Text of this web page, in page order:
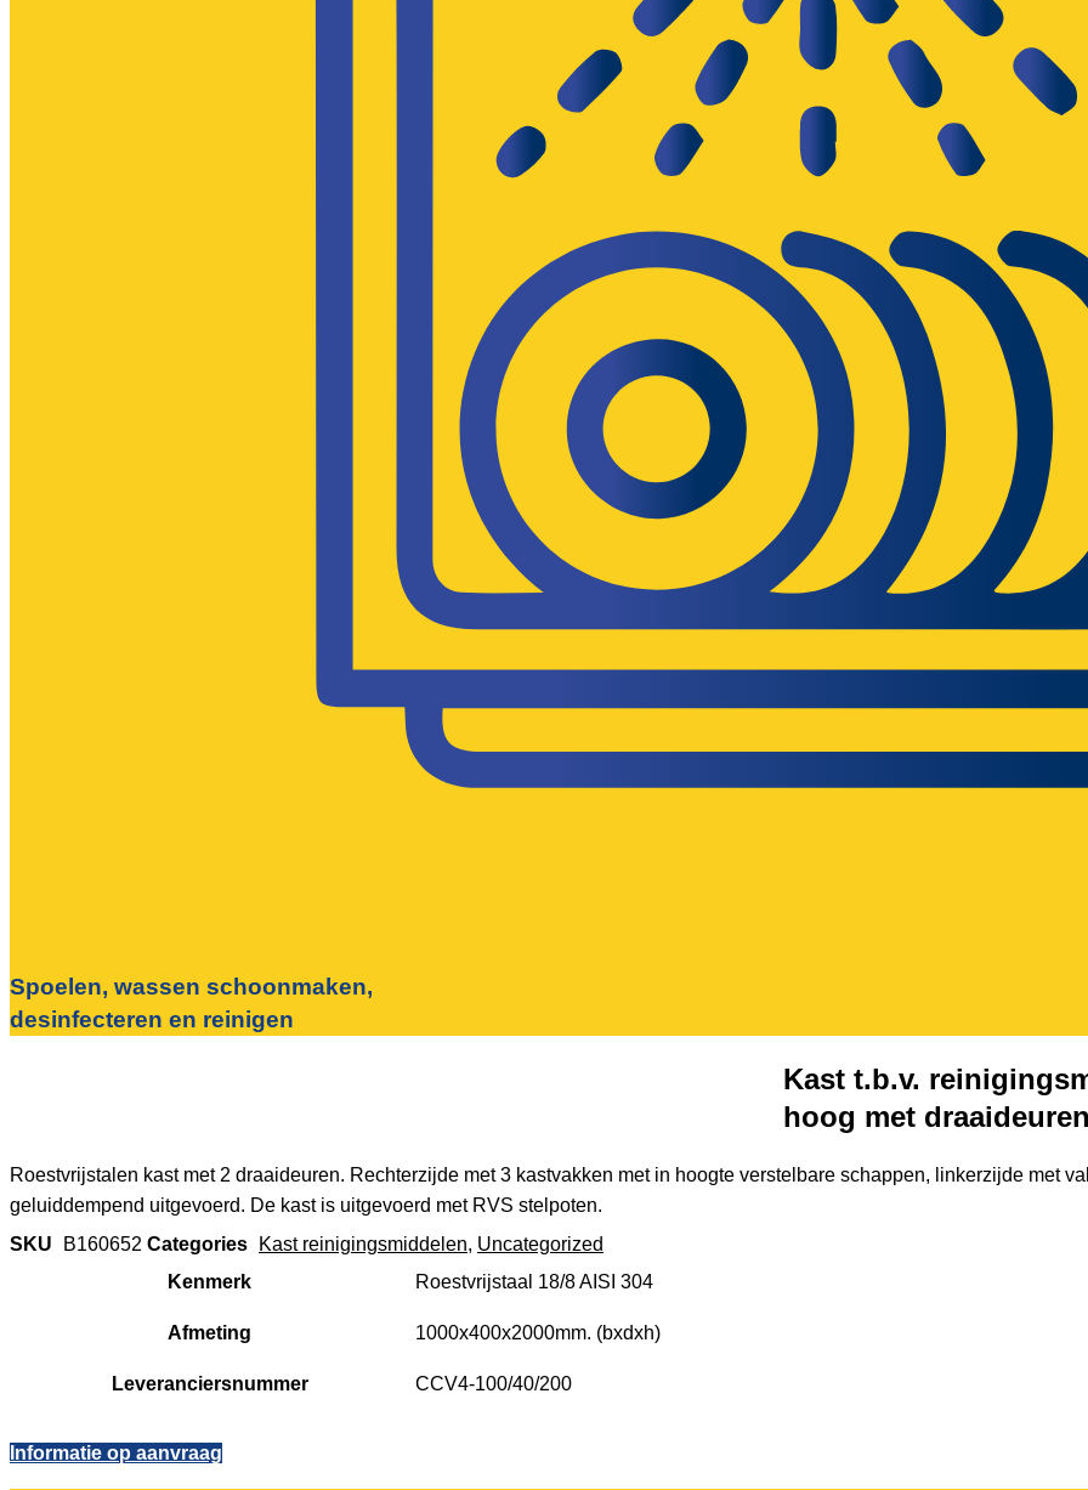
Spoelen, wassen schoonmaken,
desinfecteren en reinigen
Kast t.b.v.
hoog met draaideuren
Roestvrijstalen kast met 2 draaideuren. Rechterzijde met 3 kastvakken met in hoogte verstelbare schappen, linkerzijde met
geluiddempend uitgevoerd. De kast is uitgevoerd met RVS stelpoten.
SKU
B160652 Categories Kast reinigingsmiddelen, Uncategorized
Kenmerk
Roestvrijstaal 18/8 AISI 304
Afmeting 1000x400x2000mm. (bxdxh)
Leveranciersnummer CCV4-100/40/200
Informatie op aanvraag